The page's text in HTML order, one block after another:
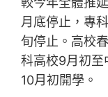
月底停止，專
旬停止。高校
科高校9月初至
10月初開學。